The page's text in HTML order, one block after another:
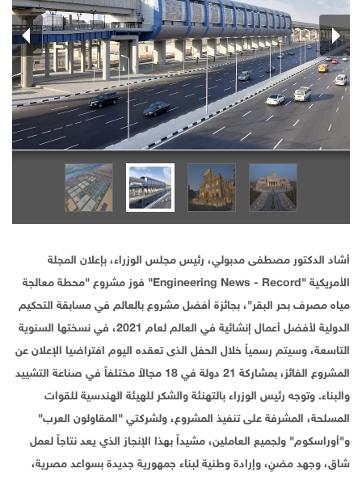
أشاد الدكتور مصطفى مدبولي، رئيس مجلس الوزراء، بإعلان المجلة
الأمريكية "Engineering News - Record" فوز مشروع "محطة معالجة
مياه مصرف بحر البقر"، بجائزة أفضل مشروع بالعالم في مسابقة التحكيم
الدولية لأفضل أعمال إنشائية في العالم لعام 2021، في نسختها السنوية
التاسعة، وسيتم رسمياً خلال الحفل الذى تعقده اليوم افتراضيا الإعلان عن
المشروع الفائز، بمشاركة 21 دولة في 18 مجالاً مختلفاً في صناعة التشييد
والبناء. وتوجه رئيس الوزراء بالتهنئة والشكر للهيئة الهندسية للقوات
المسلحة، المشرفة على تنفيذ المشروع، ولشركتي "المقاولون العرب"
و"أوراسكوم" ولجميع العاملين، مشيداً بهذا الإنجاز الذي يعد نتاجاً لعمل
شاق، وجهد مضنٍ، وإرادة وطنية لبناء جمهورية جديدة بسواعد مصرية،